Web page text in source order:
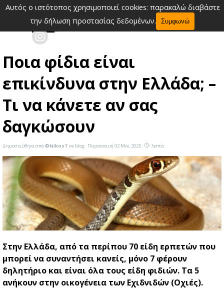
Αυτός ο ιστότοπος χρησιμοποιεί cookies: παρακαλώ διαβάστε
την δήλωση προστασίας δεδομένων.
Συμφωνώ
Μετάβαση στο περιεχόμενο
Παράλειψη μενού
Ποια φίδια είναι
επικίνδυνα στην Ελλάδα; –
Τι να κάνετε αν σας
δαγκώσουν
Δημοσιεύθηκε από©NikosT σε blog · Παρασκευή 02 Μαι 2025 · λεπτά
Στην Ελλάδα, από τα περίπου 70 είδη ερπετών που
μπορεί να συναντήσει κανείς, μόνο 7 φέρουν
δηλητήριο και είναι όλα τους είδη φιδιών. Τα 5
ανήκουν στην οικογένεια των Εχιδνιδών (Οχιές).